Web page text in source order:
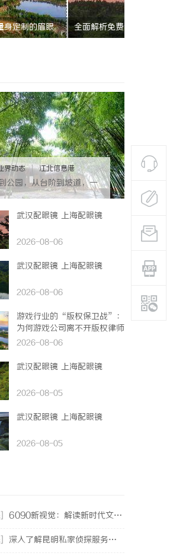
息发布网的优势与使用技巧
界动态 | 江北信息港
公园，从台阶到坡道，一
航电动轮椅如何改变生活
武汉配眼镜 上海配眼镜
2026-08-06
武汉配眼镜 上海配眼镜
2026-08-06
游戏行业的“版权保卫战”：
为何游戏公司离不开版权律师
2026-08-06
武汉配眼镜 上海配眼镜
2026-08-05
武汉配眼镜 上海配眼镜
2026-08-05
6090新视觉：解读新时代文化潮流与审美变迁
深入了解昆明私家侦探服务的重要性与选择指南